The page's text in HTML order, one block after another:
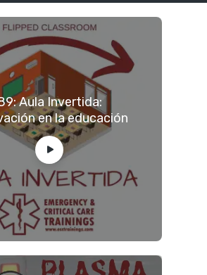
Aula Invertida:
en la educación